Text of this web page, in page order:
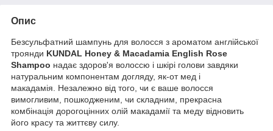
Опис
Безсульфатний шампунь для волосся з ароматом англійської
троянди KUNDAL Honey & Macadamia English Rose
Shampoo надає здоров'я волоссю і шкірі голови завдяки
натуральним компонентам догляду, як-от мед і
макадамія. Незалежно від того, чи є ваше волосся
вимогливим, пошкодженим, чи складним, прекрасна
комбінація дорогоцінних олій макадамії та меду відновить
його красу та життєву силу.